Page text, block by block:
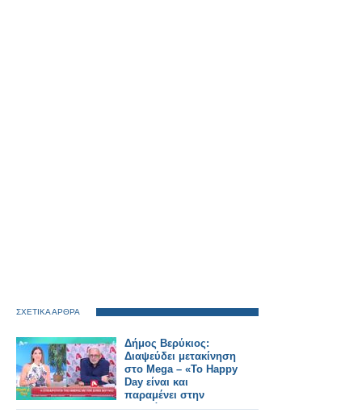
ΣΧΕΤΙΚΑ ΑΡΘΡΑ
Δήμος Βερύκιος:
Διαψεύδει μετακίνηση
στο Mega – «Το Happy
Day είναι και
παραμένει στην
καρδιά μου»